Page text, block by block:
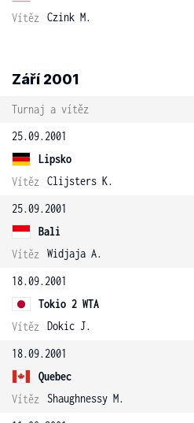
Vítěz
Czink M.
Září 2001
Turnaj a vítěz
25.09.2001
Lipsko
Vítěz
Clijsters K.
25.09.2001
Bali
Vítěz
Widjaja A.
18.09.2001
Tokio 2 WTA
Vítěz
Dokic J.
18.09.2001
Quebec
Vítěz
Shaughnessy M.